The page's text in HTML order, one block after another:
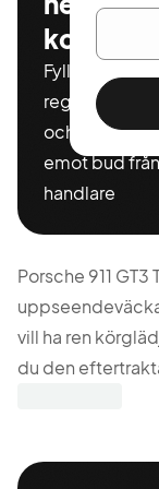
Fyll i ditt
och miltal för
emot bud från
handlare
Porsche 911
vill ha ren
du den
fantastisk mix av